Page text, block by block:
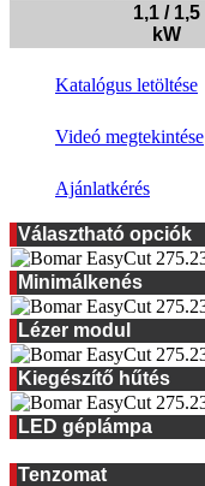
1,1 / 1,5
kW
Katalógus letöltése
Videó megtekintése
Ajánlatkérés
Választható opciók
Minimálkenés
Lézer modul
Kiegészítő hűtés
LED géplámpa
Tenzomat